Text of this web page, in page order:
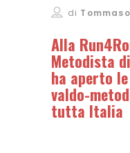
di
Alla
Metodista
ha aperto
valdo-
tutta Italia